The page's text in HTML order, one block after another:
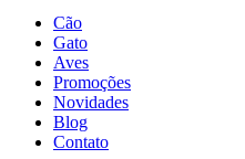
Cão
Gato
Aves
Promoções
Novidades
Blog
Contato